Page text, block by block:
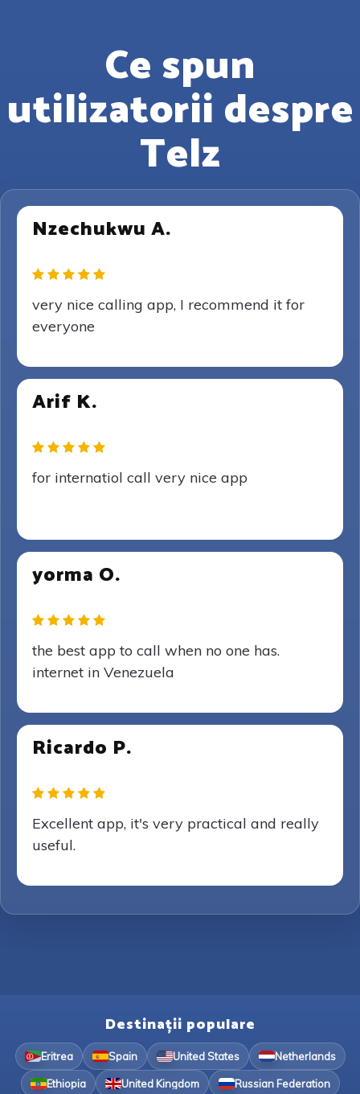
Ce spun
utilizatorii despre
Telz
Nzechukwu A.
very nice calling app, I recommend it for
everyone
Arif K.
for internatiol call very nice app
yorma O.
the best app to call when no one has.
internet in Venezuela
Ricardo P.
Excellent app, it's very practical and really
useful.
Destinații populare
Eritrea Spain United States Netherlands
Ethiopia United Kingdom Russian Federation